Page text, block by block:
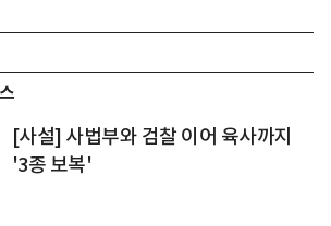
[사설] 사법부와 검찰 이어 육사까지
'3종 보복'